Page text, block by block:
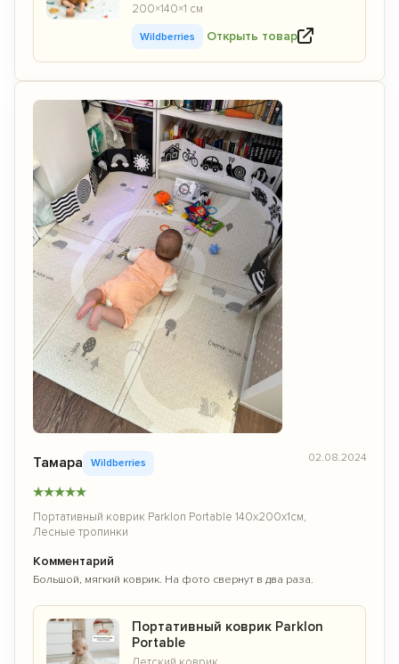
200×140×1 см
Wildberries Открыть товар
Тамара Wildberries
★★★★★
Портативный коврик Parklon Portable 140x200x1см,
Лесные тропинки
02.08.2024
Комментарий
Большой, мягкий коврик. На фото свернут в два раза.
Портативный коврик Parklon
Portable